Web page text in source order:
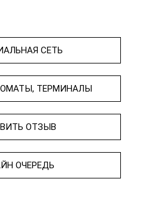
СЕТЬ
ТЕРМИНАЛЫ
ОТЗЫВ
ОЧЕРЕДЬ